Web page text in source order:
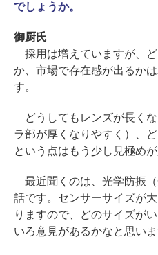
でしょうか。
御厨氏
採用は増えていますが、
か、市場で存在感が出るか
す。
どうしてもレンズが長く
ラ部が厚くなりやすく）、
という点はもう少し見極め
最近聞くのは、光学防振
話です。センサーサイズが
りますので、どのサイズが
いろ意見があるかなと思いま